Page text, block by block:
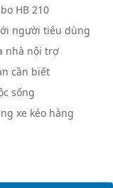
HB 210
người tiêu dùng
nhà nội trợ
cần biết
sống
xe kéo hàng